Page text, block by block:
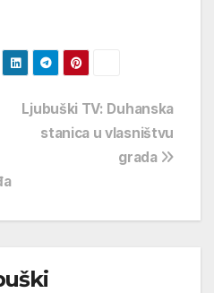
Ljubuški TV: Duhanska
stanica u vlasništvu
grada